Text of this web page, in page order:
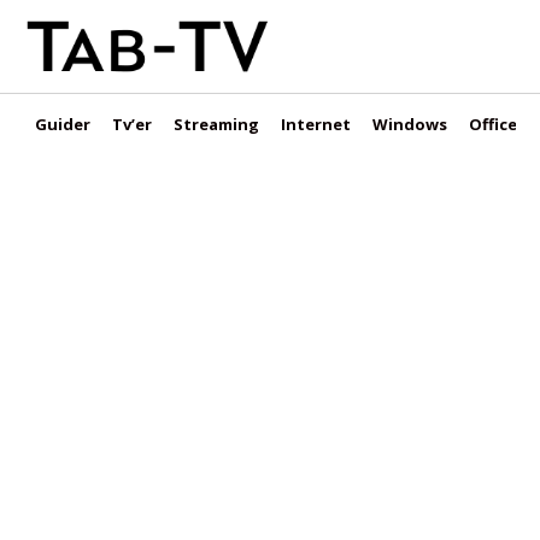
Guider Tv’er Streaming Internet Windows Office &